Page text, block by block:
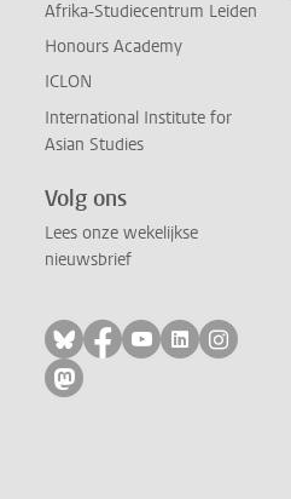
Afrika-Studiecentrum Leiden
Honours Academy
ICLON
International Institute for
Asian Studies
Volg ons
Lees onze wekelijkse
nieuwsbrief
Volg ons op bluesky
Volg ons op
Volg ons op
Volg ons
Volg
Volg ons op mastodon